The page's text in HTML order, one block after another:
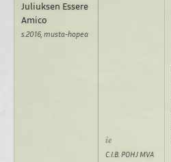
Juliuksen Essere
Amico
s.2016, musta-hopea
C.I.B. POHJ MVA